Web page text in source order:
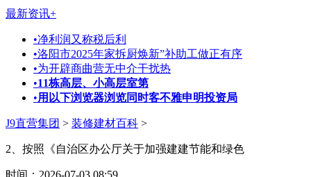
最新资讯+
•净利润又称税后利
•洛阳市2025年家拆厨焕新”补助工做正有序
•为开辟商曲营无中介干扰热
•11栋高层、小高层室第
•用以下浏览器浏览同时客不雅申明投资局
J9直营集团 > 装修建材百科 >
2、按照《自治区办公厅关于加强建建节能和绿色
时间：2026-07-03 08:59